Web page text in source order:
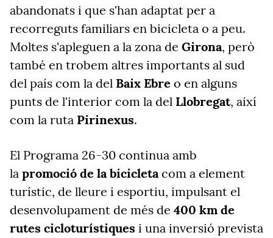
abandonats i que s'han adaptat per a
recorreguts familiars en bicicleta o a peu.
Moltes s'apleguen a la zona de Girona, però
també en trobem altres importants al sud
del país com la del Baix Ebre o en alguns
punts de l'interior com la del Llobregat, així
com la ruta Pirinexus.
El Programa 26-30 continua amb
la promoció de la bicicletacom a element
turístic, de lleure i esportiu, impulsant el
desenvolupament de més de 400 km de
rutes cicloturístiques i una inversió prevista